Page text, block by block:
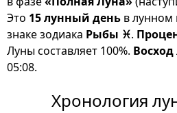
Это 15 лунный день в лунном
знаке зодиака Рыбы ♓.
Луны составляет 100%. Восход
05:08.
Хронология